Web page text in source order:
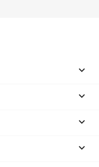



keyboard_arrow_down